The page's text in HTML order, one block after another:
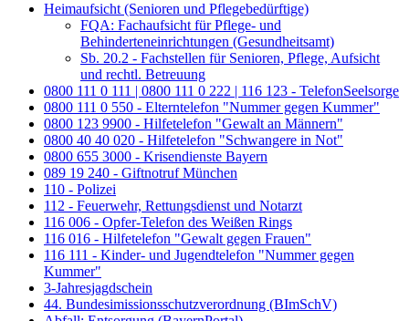
Heimaufsicht (Senioren und Pflegebedürftige)
FQA: Fachaufsicht für Pflege- und
Behinderteneinrichtungen (Gesundheitsamt)
Sb. 20.2 - Fachstellen für Senioren, Pflege, Aufsicht
und rechtl. Betreuung
0800 111 0 111 | 0800 111 0 222 | 116 123 - TelefonSeelsorge
0800 111 0 550 - Elterntelefon "Nummer gegen Kummer"
0800 123 9900 - Hilfetelefon "Gewalt an Männern"
0800 40 40 020 - Hilfetelefon "Schwangere in Not"
0800 655 3000 - Krisendienste Bayern
089 19 240 - Giftnotruf München
110 - Polizei
112 - Feuerwehr, Rettungsdienst und Notarzt
116 006 - Opfer-Telefon des Weißen Rings
116 016 - Hilfetelefon "Gewalt gegen Frauen"
116 111 - Kinder- und Jugendtelefon "Nummer gegen
Kummer"
3-Jahresjagdschein
44. Bundesimissionsschutzverordnung (BImSchV)